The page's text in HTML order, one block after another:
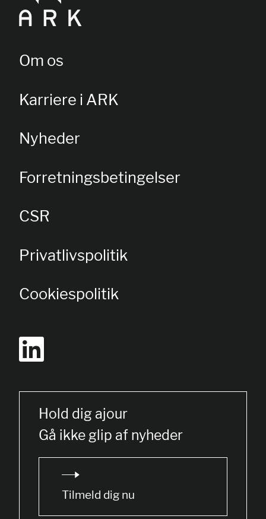
Om os
Karriere i ARK
Nyheder
Forretningsbetingelser
CSR
Privatlivspolitik
Cookiespolitik
Hold dig ajour
Gå ikke glip af nyheder
Tilmeld dig nu